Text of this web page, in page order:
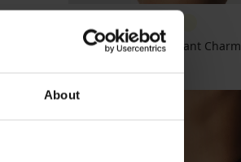
About
Podväzkový pás Elegant Charm